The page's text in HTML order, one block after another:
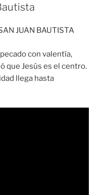
JUAN BAUTISTA
con valentía,
que Jesús es el centro.
llega hasta